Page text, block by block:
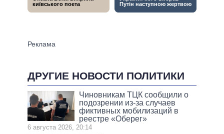
ДРУГИЕ НОВОСТИ ПОЛИТИКИ
Чиновникам ТЦК сообщили о
подозрении из-за случаев
фиктивных мобилизаций в
реестре «Оберег»
6 августа 2026, 20:14